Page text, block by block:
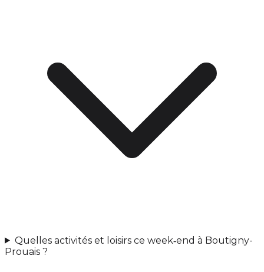
Quelles activités et loisirs ce week‑end à Boutigny-
Prouais ?